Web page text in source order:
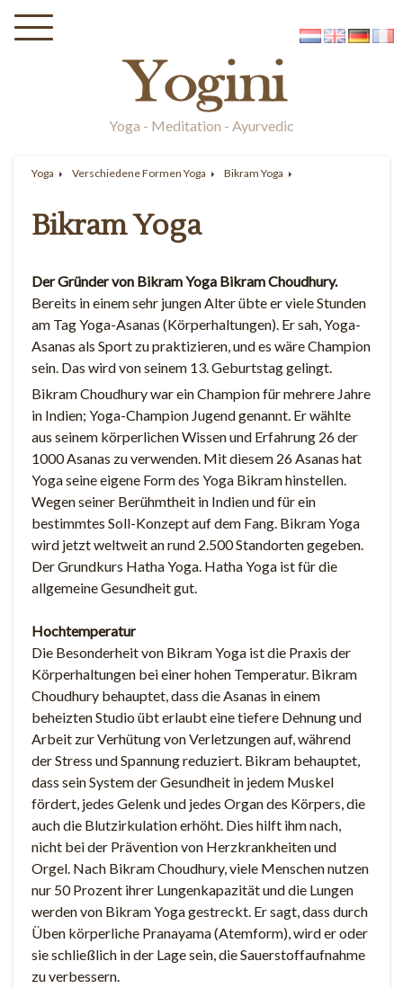
Yoga - Meditation - Ayurvedic
Yoga Verschiedene Formen Yoga Bikram Yoga
Bikram Yoga
Der Gründer von Bikram Yoga Bikram Choudhury.
Bereits in einem sehr jungen Alter übte er viele Stunden
am Tag Yoga-Asanas (Körperhaltungen). Er sah, Yoga-
Asanas als Sport zu praktizieren, und es wäre Champion
sein. Das wird von seinem 13. Geburtstag gelingt.
Bikram Choudhury war ein Champion für mehrere Jahre
in Indien; Yoga-Champion Jugend genannt. Er wählte
aus seinem körperlichen Wissen und Erfahrung 26 der
1000 Asanas zu verwenden. Mit diesem 26 Asanas hat
Yoga seine eigene Form des Yoga Bikram hinstellen.
Wegen seiner Berühmtheit in Indien und für ein
bestimmtes Soll-Konzept auf dem Fang. Bikram Yoga
wird jetzt weltweit an rund 2.500 Standorten gegeben.
Der Grundkurs Hatha Yoga. Hatha Yoga ist für die
allgemeine Gesundheit gut.
Hochtemperatur
Die Besonderheit von Bikram Yoga ist die Praxis der
Körperhaltungen bei einer hohen Temperatur. Bikram
Choudhury behauptet, dass die Asanas in einem
beheizten Studio übt erlaubt eine tiefere Dehnung und
Arbeit zur Verhütung von Verletzungen auf, während
der Stress und Spannung reduziert. Bikram behauptet,
dass sein System der Gesundheit in jedem Muskel
fördert, jedes Gelenk und jedes Organ des Körpers, die
auch die Blutzirkulation erhöht. Dies hilft ihm nach,
nicht bei der Prävention von Herzkrankheiten und
Orgel. Nach Bikram Choudhury, viele Menschen nutzen
nur 50 Prozent ihrer Lungenkapazität und die Lungen
werden von Bikram Yoga gestreckt. Er sagt, dass durch
Üben körperliche Pranayama (Atemform), wird er oder
sie schließlich in der Lage sein, die Sauerstoffaufnahme
zu verbessern.